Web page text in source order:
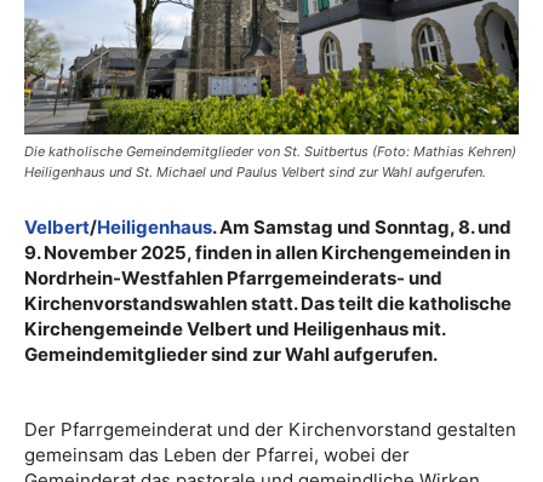
Die katholische Gemeindemitglieder von St. Suitbertus (Foto: Mathias Kehren)
Heiligenhaus und St. Michael und Paulus Velbert sind zur Wahl aufgerufen.
Velbert/Heiligenhaus. Am Samstag und Sonntag, 8. und
9. November 2025, finden in allen Kirchengemeinden in
Nordrhein-Westfahlen Pfarrgemeinderats- und
Kirchenvorstandswahlen statt. Das teilt die katholische
Kirchengemeinde Velbert und Heiligenhaus mit.
Gemeindemitglieder sind zur Wahl aufgerufen.
Der Pfarrgemeinderat und der Kirchenvorstand gestalten
gemeinsam das Leben der Pfarrei, wobei der